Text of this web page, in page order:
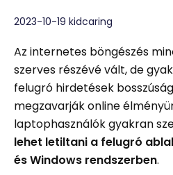
2023-10-19 kidcaring
Az internetes böngészés
szerves részévé vált, de
felugró hirdetések
megzavarják online
laptophasználók gyakran
lehet letiltani a felugró
és Windows rendszerben.